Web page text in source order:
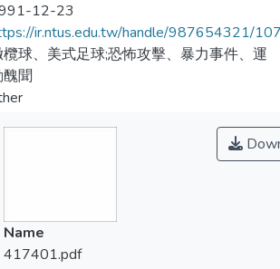
12-23
ir.ntus.edu.tw/handle/987654321/
欖球、美式足球;恐怖攻擊、暴力事件、運
聞
Name
417401.pdf